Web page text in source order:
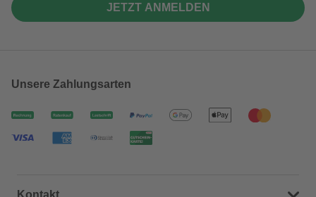
JETZT ANMELDEN
Unsere Zahlungsarten
Kontakt